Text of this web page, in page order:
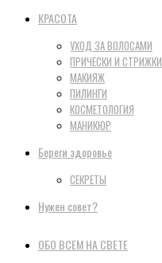
КРАСОТА
УХОД ЗА ВОЛОСАМИ
ПРИЧЕСКИ И СТРИЖКИ
МАКИЯЖ
ПИЛИНГИ
КОСМЕТОЛОГИЯ
МАНИКЮР
Береги здоровье
СЕКРЕТЫ
Нужен совет?
ОБО ВСЕМ НА СВЕТЕ